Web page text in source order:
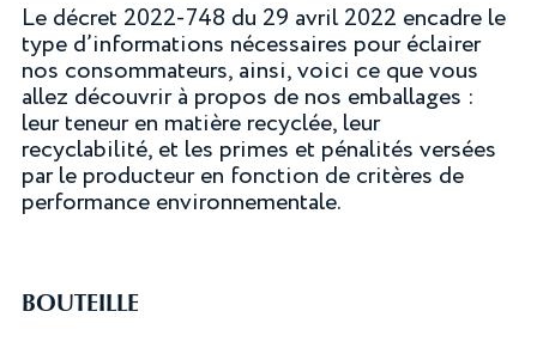
Le décret 2022-748 du 29 avril 2022 encadre le
type d’informations nécessaires pour éclairer
nos consommateurs, ainsi, voici ce que vous
allez découvrir à propos de nos emballages :
leur teneur en matière recyclée, leur
recyclabilité, et les primes et pénalités versées
par le producteur en fonction de critères de
performance environnementale.
BOUTEILLE